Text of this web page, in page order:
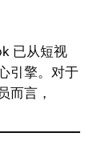
已从短视
引擎。对于
而言，